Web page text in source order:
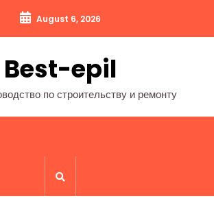
August 6, 2026
Best-epil
по строительству и ремонту